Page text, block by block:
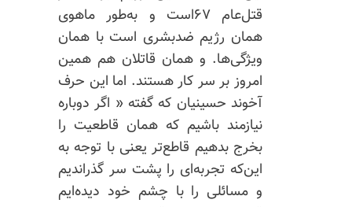
قتل‌عام ۶۷است و به‌طور ماهوی
همان رژیم ضدبشری است با همان
ویژگی‌ها. و همان قاتلان هم همین
امروز بر سر کار هستند. اما این حرف
آخوند حسینیان که گفته « اگر دوباره
نیازمند باشیم که همان قاطعیت را
بخرج بدهیم قاطع‌تر یعنی با توجه به
این‌که تجربه‌ای را پشت سر گذراندیم
و مسائلی را با چشم خود دیده‌ایم